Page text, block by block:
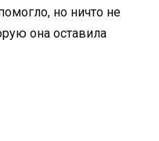
но ничто не
она оставила